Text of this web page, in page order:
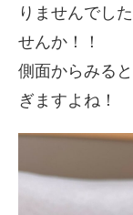
りませんでし
せんか！！
側面からみる
ぎますよね！